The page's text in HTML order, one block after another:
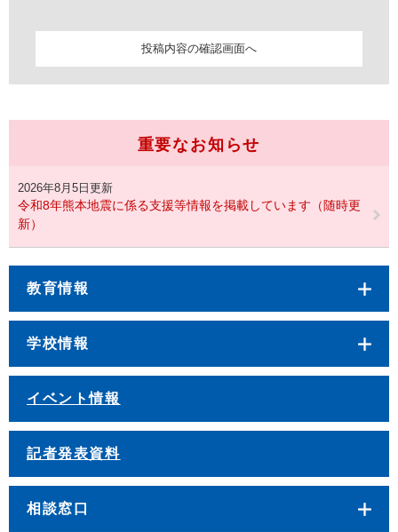
重要なお知らせ
2026年8月5日更新
令和8年熊本地震に係る支援等情報を掲載しています（随時更
新）
教育情報
学校情報
イベント情報
記者発表資料
相談窓口